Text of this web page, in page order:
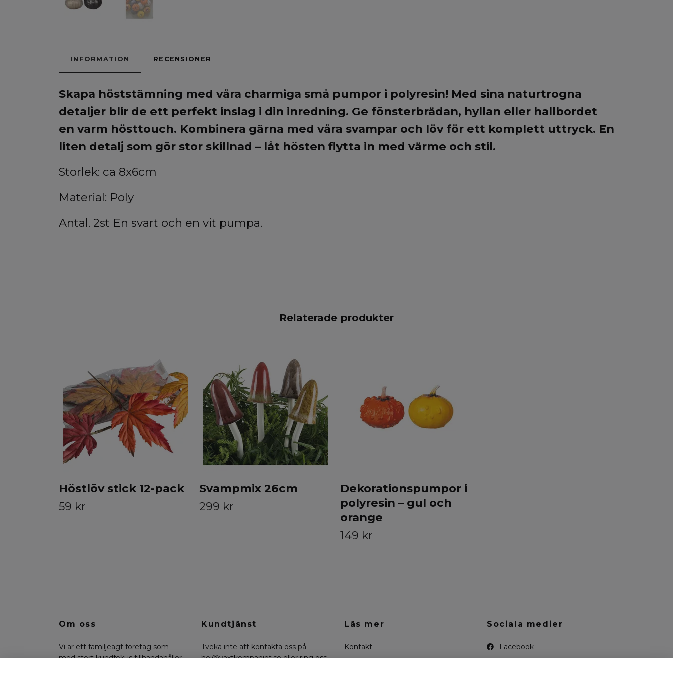
INFORMATION RECENSIONER
Skapa höststämning med våra charmiga små pumpor i polyresin! Med sina naturtrogna
detaljer blir de ett perfekt inslag i din inredning. Ge fönsterbrädan, hyllan eller hallbordet
en varm hösttouch. Kombinera gärna med våra svampar och löv för ett komplett uttryck. En
liten detalj som gör stor skillnad – låt hösten flytta in med värme och stil.
Storlek: ca 8x6cm
Material: Poly
Antal. 2st En svart och en vit pumpa.
Höstlöv stick 12-pack
59 kr
Svampmix 26cm
299 kr
Dekorationspumpor i
polyresin – gul och
orange
149 kr
Om oss
Vi är ett familjeägt företag som
med stort kundfokus tillhandahåller
Kundtjänst
Tveka inte att kontakta oss på
hej@vaxtkompaniet.seeller ring oss
Läs mer
Kontakt
Sociala medier
Facebook